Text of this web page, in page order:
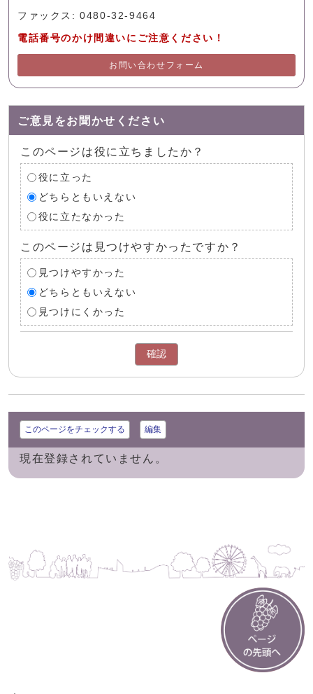
ファックス: 0480-32-9464
電話番号のかけ間違いにご注意ください！
お問い合わせフォーム
ご意見をお聞かせください
このページは役に立ちましたか？
役に立った
どちらともいえない
役に立たなかった
このページは見つけやすかったですか？
見つけやすかった
どちらともいえない
見つけにくかった
確認
このページをチェックする 編集
現在登録されていません。